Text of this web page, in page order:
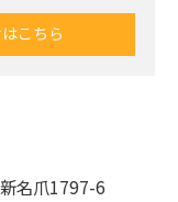
名爪1797-6
こちら